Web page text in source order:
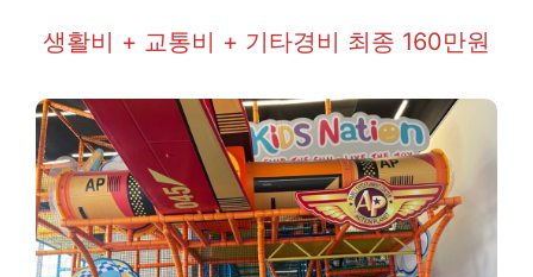
생활비 + 교통비 + 기타경비 최종 160만원